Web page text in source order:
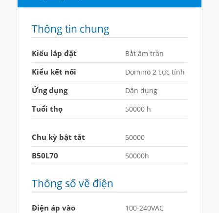
Thông tin chung
Kiểu lắp đặt Bắt âm trần
Kiểu kết nối Domino 2 cực tính
Ứng dụng Dân dụng
Tuổi thọ 50000 h
Chu kỳ bật tắt 50000
B50L70 50000h
Thông số về điện
Điện áp vào 100-240VAC